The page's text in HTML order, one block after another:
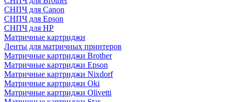
СНПЧ для Canon
СНПЧ для Epson
СНПЧ для HP
Матричные картриджи
Ленты для матричных принтеров
Матричные картриджи Brother
Матричные картриджи Epson
Матричные картриджи Nixdorf
Матричные картриджи Oki
Матричные картриджи Olivetti